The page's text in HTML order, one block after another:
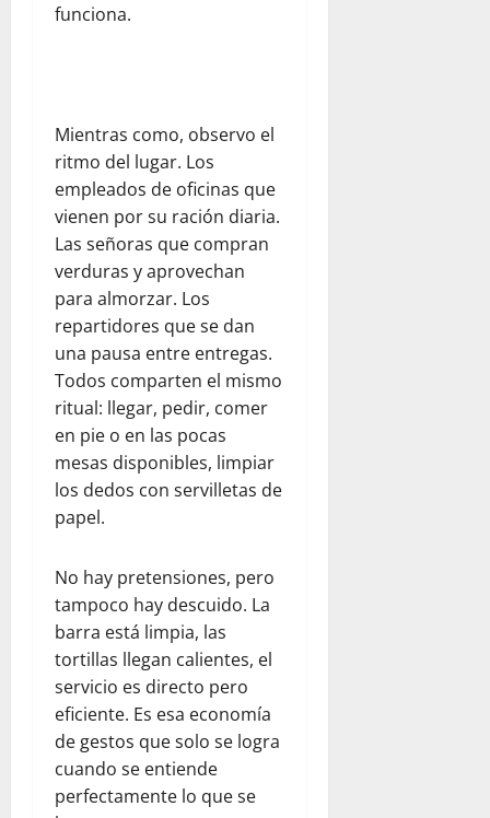
funciona.
Mientras como, observo el
ritmo del lugar. Los
empleados de oficinas que
vienen por su ración diaria.
Las señoras que compran
verduras y aprovechan
para almorzar. Los
repartidores que se dan
una pausa entre entregas.
Todos comparten el mismo
ritual: llegar, pedir, comer
en pie o en las pocas
mesas disponibles, limpiar
los dedos con servilletas de
papel.
No hay pretensiones, pero
tampoco hay descuido. La
barra está limpia, las
tortillas llegan calientes, el
servicio es directo pero
eficiente. Es esa economía
de gestos que solo se logra
cuando se entiende
perfectamente lo que se